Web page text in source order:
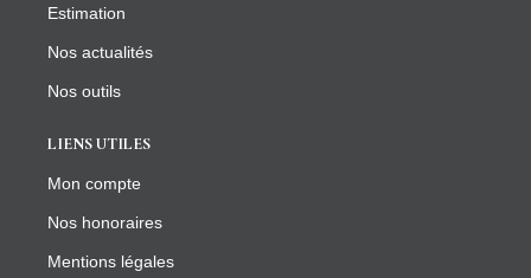
Estimation
Nos actualités
Nos outils
LIENS UTILES
Mon compte
Nos honoraires
Mentions légales